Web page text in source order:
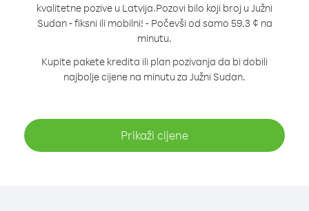
kvalitetne pozive u Latvija.Pozovi bilo koji broj u Južni
Sudan - fiksni ili mobilni! - Počevši od samo 59.3 ¢ na
minutu.
Kupite pakete kredita ili plan pozivanja da bi dobili
najbolje cijene na minutu za Južni Sudan.
Prikaži cijene